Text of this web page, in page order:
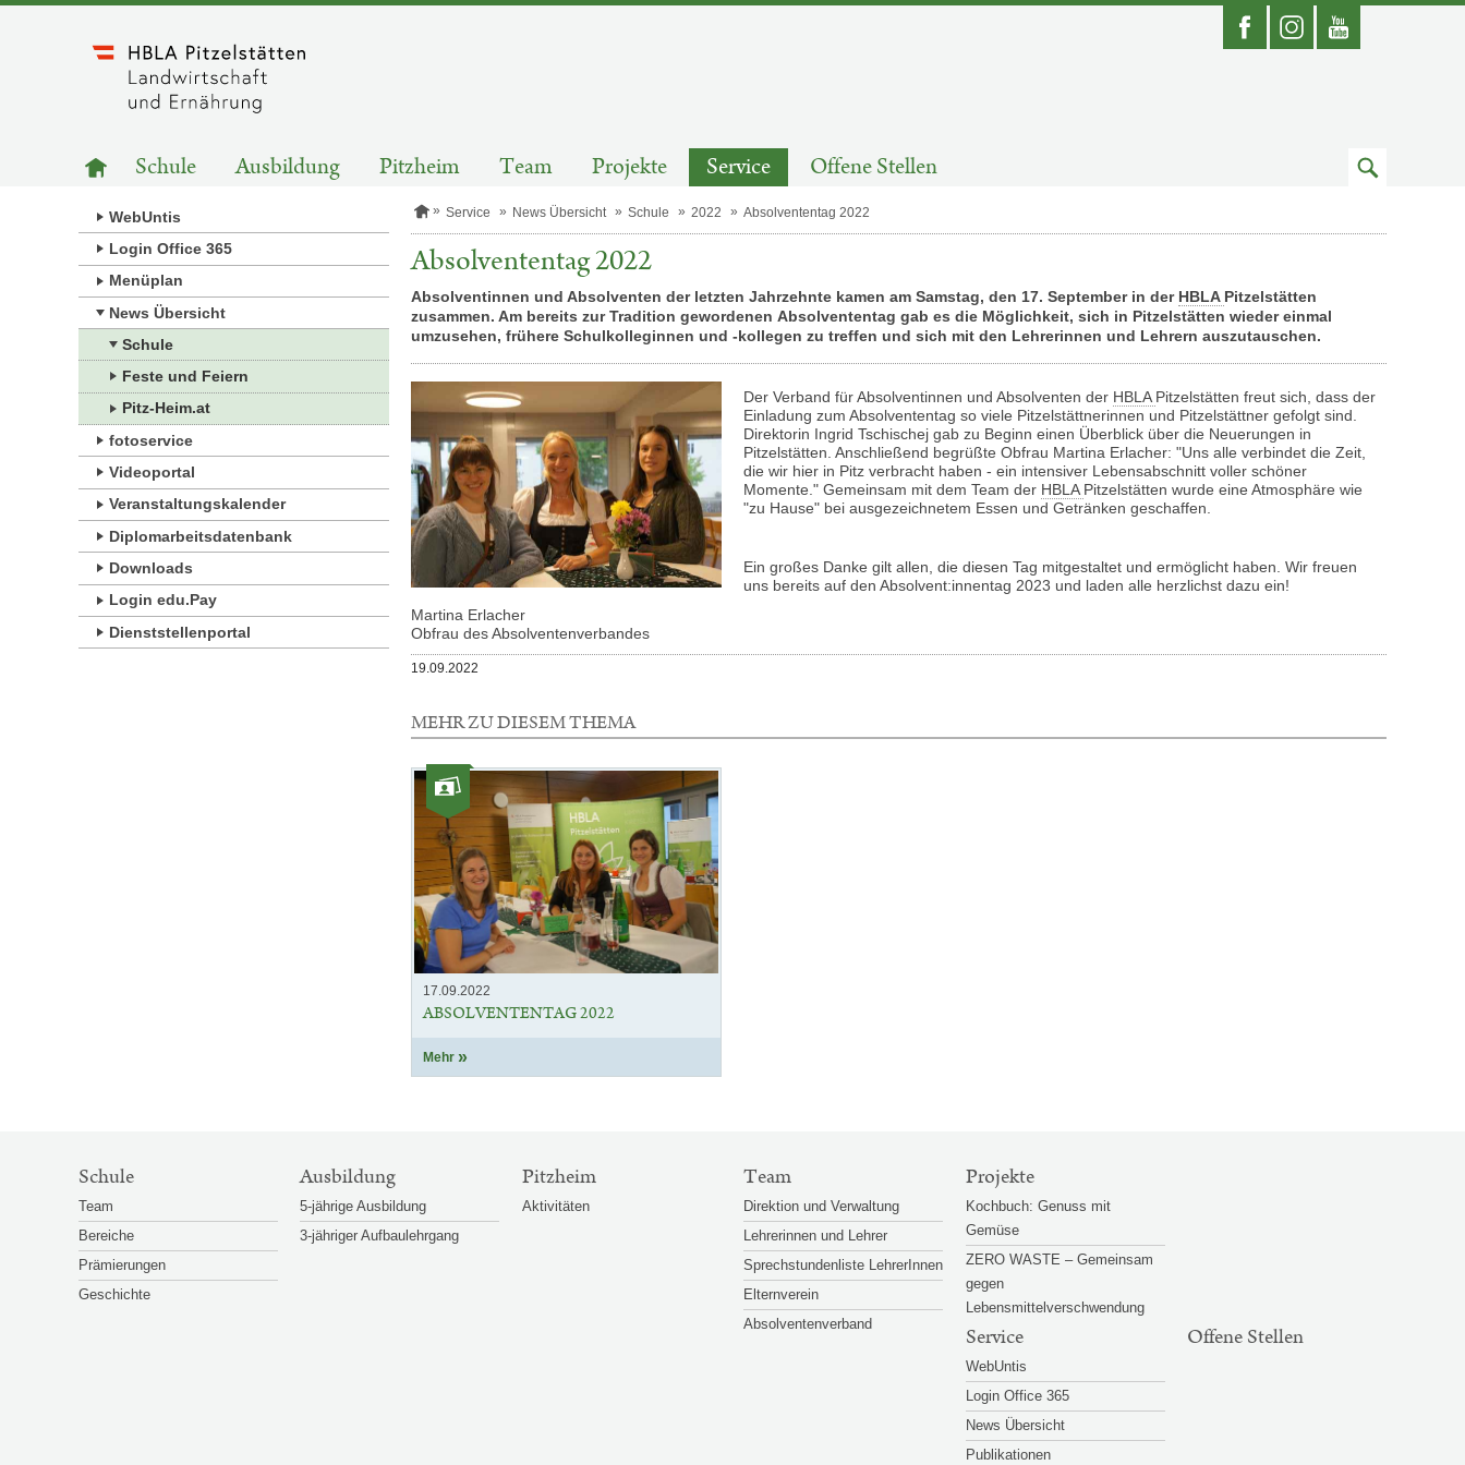
FacebookInstagramYoutube
HAUPTNAVIGATION
Zur
Startseite
Schule Ausbildung Pitzheim Team Projekte Service Offene Stellen
Zum
WebUntis
Login Office 365
Menüplan
News Übersicht
Schule
Feste und Feiern
Pitz-Heim.at
fotoservice
Videoportal
Veranstaltungskalender
Diplomarbeitsdatenbank
Downloads
Login edu.Pay
Dienststellenportal
S
r
s
e
i
e
Service News Übersicht Schule 2022 Absolvententag 2022
Absolvententag 2022
Absolventinnen und Absolventen der letzten Jahrzehnte kamen am Samstag, den 17. September in der HBLA Pitzelstätten
zusammen. Am bereits zur Tradition gewordenen Absolvententag gab es die Möglichkeit, sich in Pitzelstätten wieder einmal
umzusehen, frühere Schulkolleginnen und -kollegen zu treffen und sich mit den Lehrerinnen und Lehrern auszutauschen.
Der Verband für Absolventinnen und Absolventen der HBLA Pitzelstätten freut sich, dass der
Einladung zum Absolvententag so viele Pitzelstättnerinnen und Pitzelstättner gefolgt sind.
Direktorin Ingrid Tschischej gab zu Beginn einen Überblick über die Neuerungen in
Pitzelstätten. Anschließend begrüßte Obfrau Martina Erlacher: "Uns alle verbindet die Zeit,
die wir hier in Pitz verbracht haben - ein intensiver Lebensabschnitt voller schöner
Momente." Gemeinsam mit dem Team der HBLA Pitzelstätten wurde eine Atmosphäre wie
"zu Hause" bei ausgezeichnetem Essen und Getränken geschaffen.
Ein großes Danke gilt allen, die diesen Tag mitgestaltet und ermöglicht haben.Wir freuen
uns bereits auf den Absolvent:innentag 2023 und laden alle herzlichst dazu ein!
Martina Erlacher
Obfrau des Absolventenverbandes
Veröffentlicht
19.09.2022
MEHR ZU DIESEM THEMA
Element
dieser
Auswahl
Kategorie:
Fotos
17.09.2022
ABSOLVENTENTAG 2022
Mehr
SITEMAP-
NAVIGATION
Schule
Team
Bereiche
Prämierungen
Geschichte
Ausbildung
5-jährige Ausbildung
3-jähriger Aufbaulehrgang
Pitzheim
Aktivitäten
Team
Direktion und Verwaltung
Lehrerinnen und Lehrer
Sprechstundenliste LehrerInnen
Elternverein
Absolventenverband
Projekte
Kochbuch: Genuss mit
Gemüse
ZERO WASTE – Gemeinsam
gegen
Lebensmittelverschwendung
Service
WebUntis
Login Office 365
News Übersicht
Publikationen
Offene Stellen